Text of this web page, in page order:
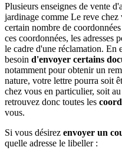
Plusieurs enseignes de vente
jardinage comme Le reve
certain nombre de
ces coordonnées, les adresses
le cadre d'une réclamation. En
besoin d'envoyer certains
notamment pour obtenir un
nature, votre lettre pourra soit
chez vous en particulier, soit
retrouvez donc toutes les
vous.
Si vous désirez envoyer un
quelle adresse le libeller :